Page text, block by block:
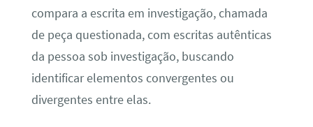
compara a escrita em investigação, chamada
de peça questionada, com escritas autênticas
da pessoa sob investigação, buscando
identificar elementos convergentes ou
divergentes entre elas.